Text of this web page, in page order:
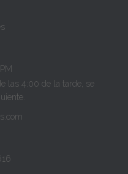
las 4:00 de la tarde, se